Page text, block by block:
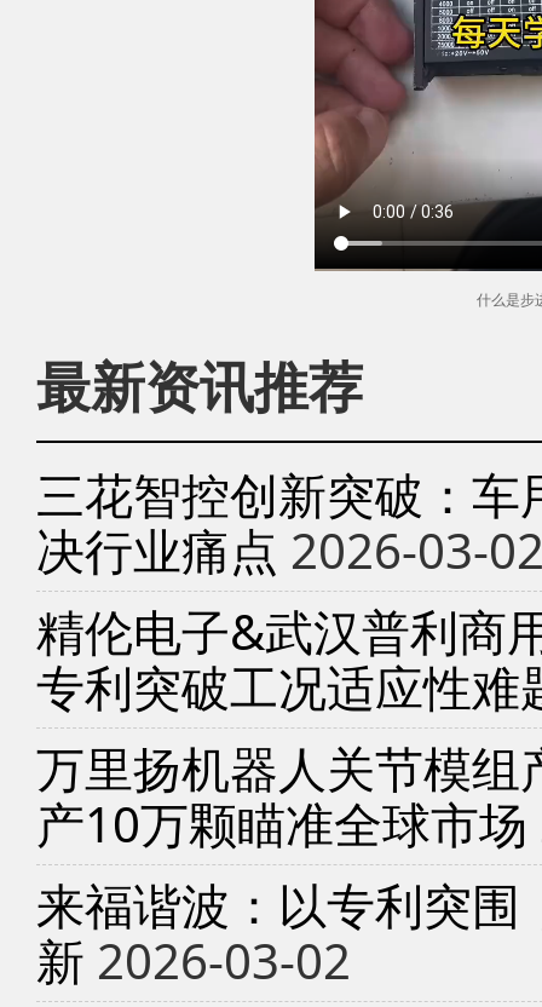
什么是步
最新资讯推荐
三花智控创新突破：
决行业痛点 2026-03-
精伦电子&武汉普利商
专利突破工况适应性难
万里扬机器人关节模
产10万颗瞄准全球市场
来福谐波：以专利突
新 2026-03-02